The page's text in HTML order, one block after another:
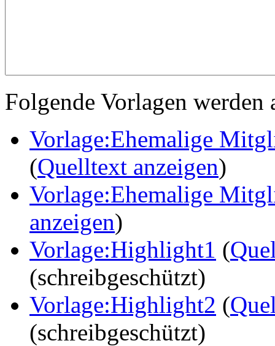
Folgende Vorlagen
Vorlage:Ehemalige
(Quelltext anzeigen)
Vorlage:Ehemalige
anzeigen)
Vorlage:Highlight1 (
(schreibgeschützt)
Vorlage:Highlight2 (
(schreibgeschützt)